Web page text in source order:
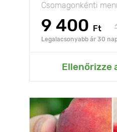
Csomagonkénti
9 400 Ft
Legalacsonyabb ár 30
Ellenőrizze